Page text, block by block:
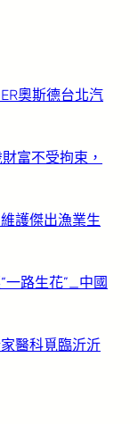
奧斯德台北汽
富不受拘束，
護傑出漁業生
一路生花”_中國
醫科覓臨沂沂